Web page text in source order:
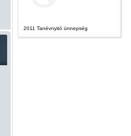
2011 Tanévnyitó ünnepség